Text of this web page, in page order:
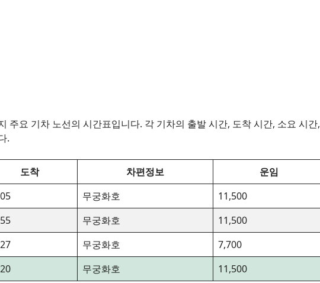
주요 기차 노선의 시간표입니다. 각 기차의 출발 시간, 도착 시간, 소요 시간,
.
도착 차편정보
운임
무궁화호
11,500
무궁화호
11,500
무궁화호
7,700
무궁화호 11,500